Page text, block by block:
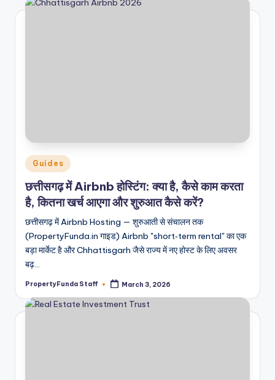
Posted
in
Guides
छत्तीसगढ़ में Airbnb होस्टिंग: क्या है, कैसे काम करता
है, कितना खर्च आएगा और शुरुआत कैसे करें?
छत्तीसगढ़ में Airbnb Hosting — शुरुआती से संचालन तक
(PropertyFunda.in गाइड) Airbnb "short‑term rental" का एक
बड़ा मार्केट है और Chhattisgarh जैसे राज्य में नए होस्ट के लिए अवसर
बढ़…
Posted
PropertyFunda Staff March 3, 2026